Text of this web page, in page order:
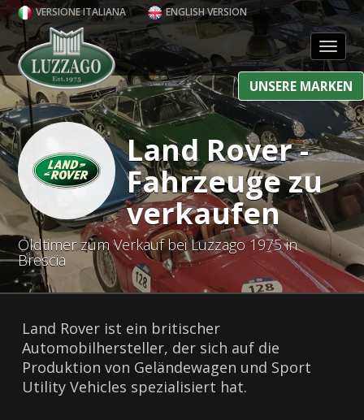
VERSIONE ITALIANA ENGLISH VERSION
UNSERE MARKEN
Land Rover -
Fahrzeuge zu
verkaufen
Oldtimer zum Verkauf bei Luzzago 1975 in
Brescia
Land Rover ist ein britischer
Automobilhersteller, der sich auf die
Produktion von Geländewagen und Sport
Utility Vehicles spezialisiert hat.